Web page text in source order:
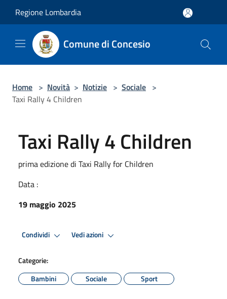
Regione Lombardia
Comune di Concesio
Home > Novità > Notizie > Sociale >
Taxi Rally 4 Children
Taxi Rally 4 Children
prima edizione di Taxi Rally for Children
Data :
19 maggio 2025
Condividi Vedi azioni
Categorie:
Bambini
Sociale Sport